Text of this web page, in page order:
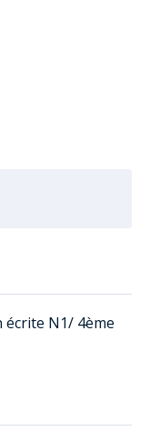
écrite N1/ 4ème